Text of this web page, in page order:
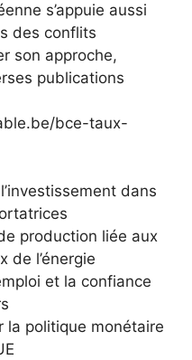
s’appuie aussi
des conflits
son approche,
publications
bce-taux-
dans
production liée aux
de l’énergie
et la confiance
la politique monétaire